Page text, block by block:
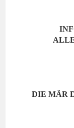
DIE MÄR